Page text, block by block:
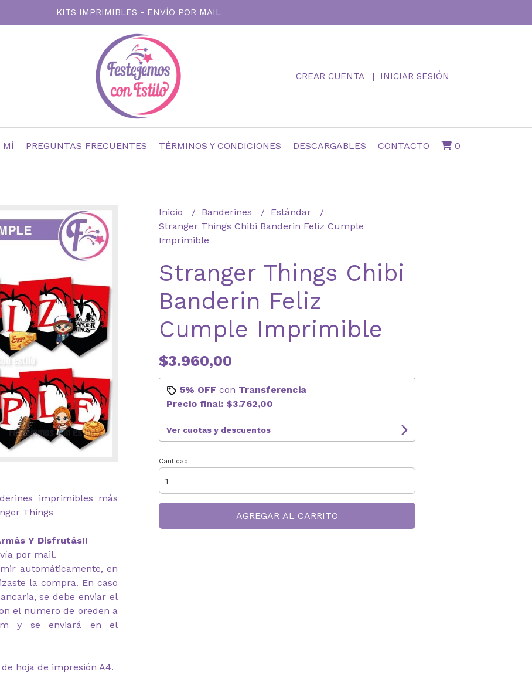
KITS IMPRIMIBLES - ENVÍO POR MAIL
CREAR CUENTA INICIAR SESIÓN
MÍ PREGUNTAS FRECUENTES TÉRMINOS Y CONDICIONES DESCARGABLES CONTACTO 0
imprimibles más
Things
Y Disfrutás!!
por mail.
automáticamente, en
la compra. En caso
se debe enviar el
el numero de oreden a
y se enviará en el
hoja de impresión A4.
Inicio Banderines
Estándar
Stranger Things Chibi Banderin Feliz Cumple
Imprimible
Stranger Things Chibi
Banderin Feliz
Cumple Imprimible
$3.960,00
5% OFF con Transferencia
Precio final: $3.762,00
Ver cuotas y descuentos
Cantidad
AGREGAR AL CARRITO